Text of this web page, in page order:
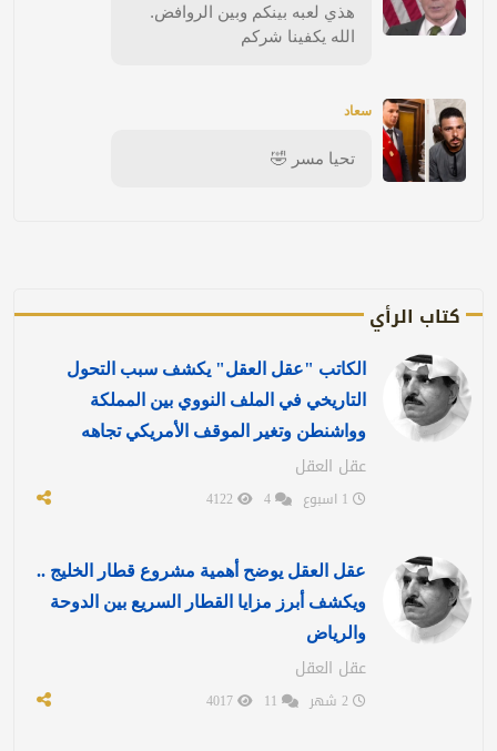
هذي لعبه بينكم وبين الروافض.
الله يكفينا شركم
سعاد
تحيا مسر 🤣
كتاب الرأي
الكاتب "عقل العقل" يكشف سبب التحول
التاريخي في الملف النووي بين المملكة
وواشنطن وتغير الموقف الأمريكي تجاهه
عقل العقل
عقل العقل يوضح أهمية مشروع قطار الخليج ..
ويكشف أبرز مزايا القطار السريع بين الدوحة
والرياض
عقل العقل